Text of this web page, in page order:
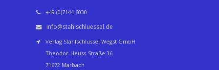
+49 (0)7144 6030
info@stahlschluessel.de
Verlag Stahlschlüssel Wegst GmbH
Theodor-Heuss-Straße 36
71672 Marbach